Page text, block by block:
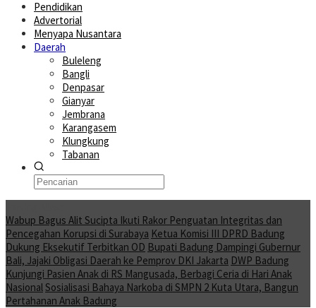
Pendidikan
Advertorial
Menyapa Nusantara
Daerah
Buleleng
Bangli
Denpasar
Gianyar
Jembrana
Karangasem
Klungkung
Tabanan
Wabup Bagus Alit Sucipta Ikuti Rakor Penguatan Integritas dan
Pencegahan Korupsi di Surabaya Ketua Komisi III DPRD Badung
Dukung Eksekutif Terbitkan OD Bupati Badung Dampingi Gubernur
Bali, Jajaki Obligasi Daerah ke Pemprov DKI Jakarta DWP Badung
Kunjungi Pasien Anak di RS Mangusada, Berbagi Ceria di Hari Anak
NasionalSosialisasi Bahaya Narkoba di SMPN 2 Kuta Utara, Bangun
Pertahanan Anak Badung